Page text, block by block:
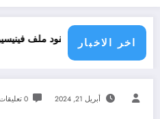
اخر الاخبار
ملف فينيسيوس جونيور
أبريل 21, 2024 0 تعليقات